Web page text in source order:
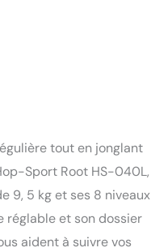
tout en jonglant
Sport Root HS-040L,
9, 5 kg et ses 8 niveaux
réglable et son dossier
aident à suivre vos